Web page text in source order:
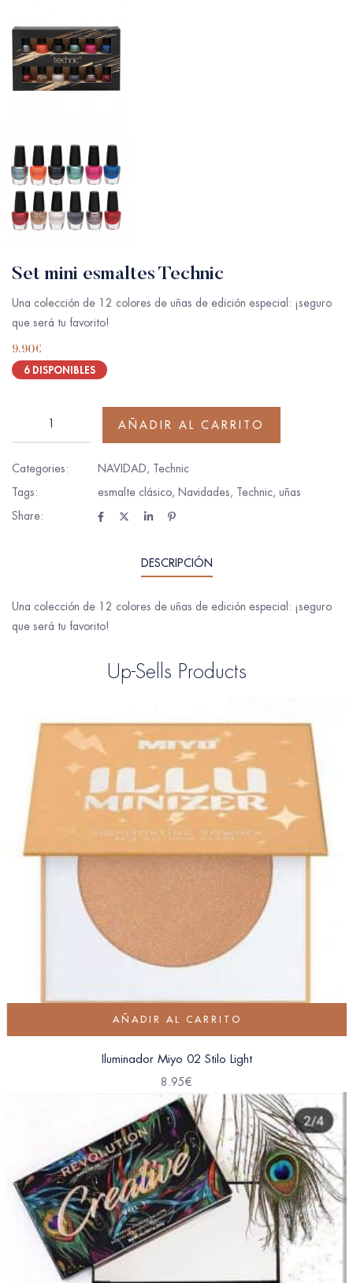
Set mini esmaltes Technic
Una colección de 12 colores de uñas de edición especial: ¡seguro
que será tu favorito!
9.90€
6 DISPONIBLES
AÑADIR AL CARRITO
Categories: NAVIDAD, Technic
Tags:
esmalte clásico, Navidades, Technic, uñas
Share:
DESCRIPCIÓN
Una colección de 12 colores de uñas de edición especial: ¡seguro
que será tu favorito!
Up-Sells Products
AÑADIR AL CARRITO
Iluminador Miyo 02 Stilo Light
8.95€